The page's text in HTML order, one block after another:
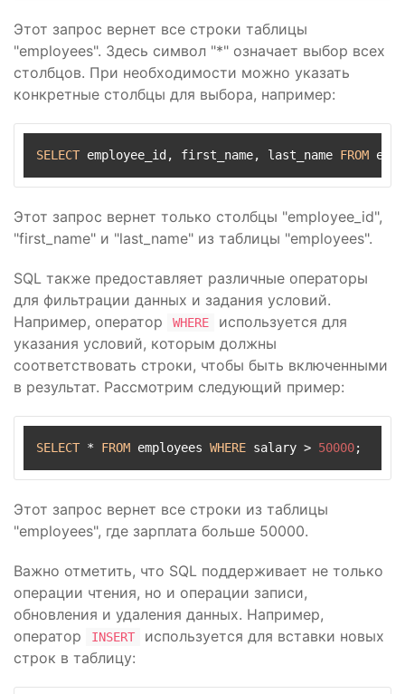
Этот запрос вернет все строки таблицы
"employees". Здесь символ "*" означает выбор всех
столбцов. При необходимости можно указать
конкретные столбцы для выбора, например:
SELECT employee_id, first_name, last_name FROM
Этот запрос вернет только столбцы "employee_id",
"first_name" и "last_name" из таблицы "employees".
SQL также предоставляет различные операторы
для фильтрации данных и задания условий.
Например, оператор
WHERE
используется для
указания условий, которым должны
соответствовать строки, чтобы быть включенными
в результат. Рассмотрим следующий пример:
SELECT * FROM employees WHERE salary > 50000;
Этот запрос вернет все строки из таблицы
"employees", где зарплата больше 50000.
Важно отметить, что SQL поддерживает не только
операции чтения, но и операции записи,
обновления и удаления данных. Например,
оператор
INSERT
используется для вставки новых
строк в таблицу: